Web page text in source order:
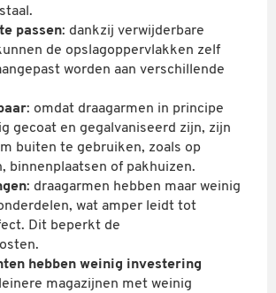
passen: dankzij verwijderbare
de opslagoppervlakken zelf
worden aan verschillende
: omdat draagarmen in principe
gecoat en gegalvaniseerd zijn, zijn
buiten te gebruiken, zoals op
binnenplaatsen of pakhuizen.
: draagarmen hebben maar weinig
wat amper leidt tot
Dit beperkt de
hebben weinig investering
magazijnen met weinig